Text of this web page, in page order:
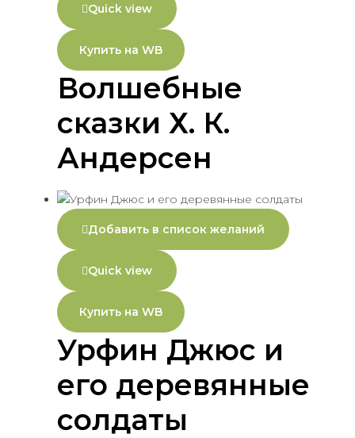
Quick view
Купить на WB
Волшебные
сказки Х. К.
Андерсен
Добавить в список желаний
Quick view
Купить на WB
Урфин Джюс и
его деревянные
солдаты